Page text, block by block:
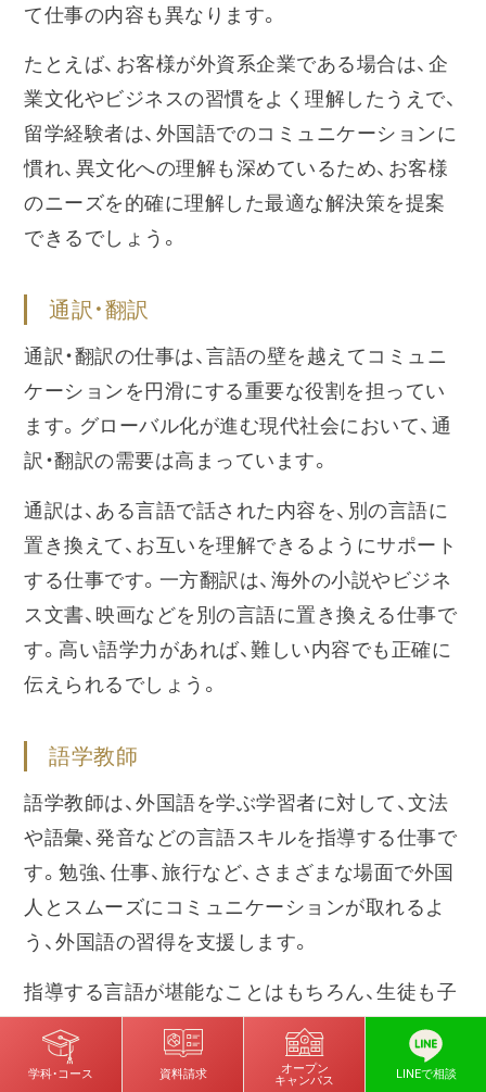
て仕事の内容も異なります。
たとえば、お客様が外資系企業である場合は、企
業文化やビジネスの習慣をよく理解したうえで、
留学経験者は、外国語でのコミュニケーションに
慣れ、異文化への理解も深めているため、お客様
のニーズを的確に理解した最適な解決策を提案
できるでしょう。
通訳・翻訳
通訳・翻訳の仕事は、言語の壁を越えてコミュニ
ケーションを円滑にする重要な役割を担ってい
ます。グローバル化が進む現代社会において、通
訳・翻訳の需要は高まっています。
通訳は、ある言語で話された内容を、別の言語に
置き換えて、お互いを理解できるようにサポート
する仕事です。一方翻訳は、海外の小説やビジネ
ス文書、映画などを別の言語に置き換える仕事で
す。高い語学力があれば、難しい内容でも正確に
伝えられるでしょう。
語学教師
語学教師は、外国語を学ぶ学習者に対して、文法
や語彙、発音などの言語スキルを指導する仕事で
す。勉強、仕事、旅行など、さまざまな場面で外国
人とスムーズにコミュニケーションが取れるよ
う、外国語の習得を支援します。
指導する言語が堪能なことはもちろん、生徒も子
どもから社会人までさまざまで、学習者の語学レ
ベルや学習目的もそれぞれ異なるため、それぞれ
学科・コース 資料請求
オープン
キャンパス
LINEで相談